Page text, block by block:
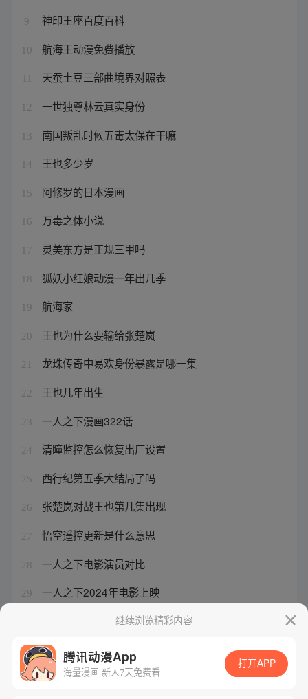
9 神印王座百度百科
10 航海王动漫免费播放
天蚕土豆三部曲境界对照表
12 一世独尊林云真实身份
13 南国叛乱时候五毒太保在干嘛
14 王也多少岁
15 阿修罗的日本漫画
16 万毒之体小说
17 灵美东方是正规三甲吗
18 狐妖小红娘动漫一年出几季
19 航海家
20 王也为什么要输给张楚岚
21 龙珠传奇中易欢身份暴露是哪一集
22 王也几年出生
23 一人之下漫画322话
24 清瞳监控怎么恢复出厂设置
25 西行纪第五季大结局了吗
26 张楚岚对战王也第几集出现
27 悟空遥控更新是什么意思
28 一人之下电影演员对比
29 一人之下2024年电影上映
西行纪在看免费版继续浏览精彩内容
腾讯动漫App
海量漫画 新人7天免费看
打开APP